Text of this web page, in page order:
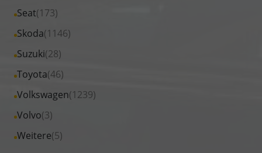
anzeigen
Peugeot
anzeigen
Fahrzeuge
Renault
anzeigen
Seat(173)
Alle
Fahrzeuge
Seat
anzeigen
Skoda(1146)
Alle
Fahrzeuge
Skoda
anzeigen
Suzuki(28)
Alle
Fahrzeuge
Suzuki
anzeigen
Toyota(46)
Alle
Fahrzeuge
Toyota
anzeigen
Volkswagen(1239)
Alle
Fahrzeuge
Volkswagen
Volvo(3)
Alle
Fahrzeuge
Weitere(5)
Alle